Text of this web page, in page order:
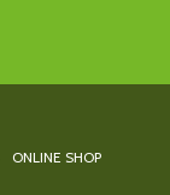
ONLINE SHOP